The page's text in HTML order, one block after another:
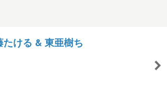
たける & 東亜樹ち